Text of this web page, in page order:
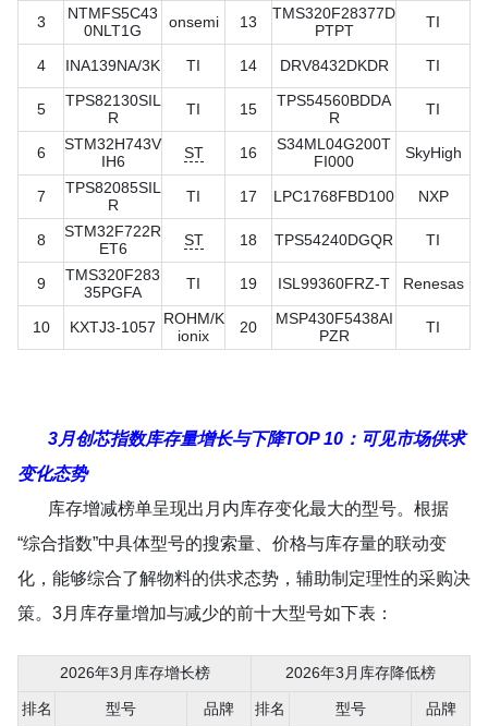
3
NTMFS5C43
0NLT1G
onsemi 13
TMS320F28377D
PTPT
TI
4 INA139NA/3K TI 14 DRV8432DKDR TI
5
TPS82130SIL
R
TI 15
TPS54560BDDA
R
TI
6
STM32H743V
IH6
ST 16
S34ML04G200T
FI000
SkyHigh
7
TPS82085SIL
R
TI 17 LPC1768FBD100 NXP
8
STM32F722R
ET6
ST 18 TPS54240DGQR TI
9
TMS320F283
35PGFA
TI 19 ISL99360FRZ-T Renesas
10 KXTJ3-1057 ROHM/K
ionix
20
MSP430F5438AI
PZR
TI
3月创芯指数库存量增长与下降TOP 10：可见市场供求
变化态势
库存增减榜单呈现出月内库存变化最大的型号。根据
“综合指数”中具体型号的搜索量、价格与库存量的联动变
化，能够综合了解物料的供求态势，辅助制定理性的采购决
策。3月库存量增加与减少的前十大型号如下表：
2026年3月库存增长榜 2026年3月库存降低榜
排名 型号 品牌 排名 型号 品牌